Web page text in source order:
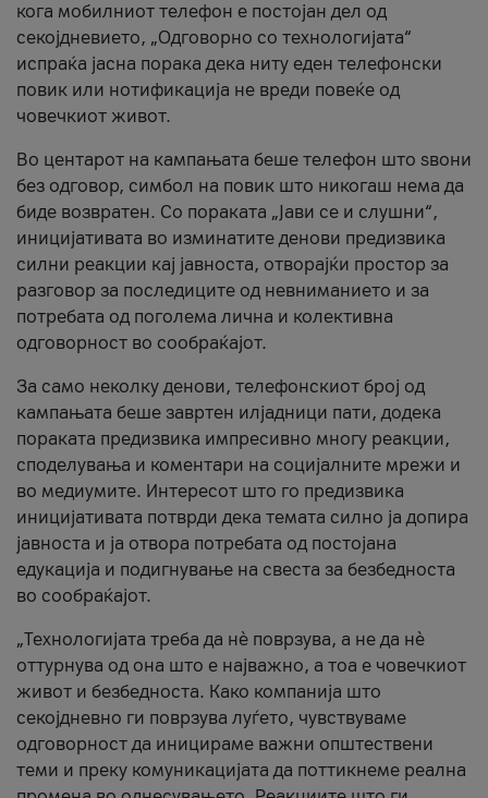
кога мобилниот телефон е постојан дел од
секојдневието, „Одговорно со технологијата“
испраќа јасна порака дека ниту еден телефонски
повик или нотификација не вреди повеќе од
човечкиот живот.
Во центарот на кампањата беше телефон што ѕвони
без одговор, симбол на повик што никогаш нема да
биде возвратен. Со пораката „Јави се и слушни“,
иницијативата во изминатите денови предизвика
силни реакции кај јавноста, отворајќи простор за
разговор за последиците од невниманието и за
потребата од поголема лична и колективна
одговорност во сообраќајот.
За само неколку денови, телефонскиот број од
кампањата беше завртен илјадници пати, додека
пораката предизвика импресивно многу реакции,
споделувања и коментари на социјалните мрежи и
во медиумите. Интересот што го предизвика
иницијативата потврди дека темата силно ја допира
јавноста и ја отвора потребата од постојана
едукација и подигнување на свеста за безбедноста
во сообраќајот.
„Технологијата треба да нè поврзува, а не да нè
оттурнува од она што е најважно, а тоа е човечкиот
живот и безбедноста. Како компанија што
секојдневно ги поврзува луѓето, чувствуваме
одговорност да иницираме важни општествени
теми и преку комуникацијата да поттикнеме реална